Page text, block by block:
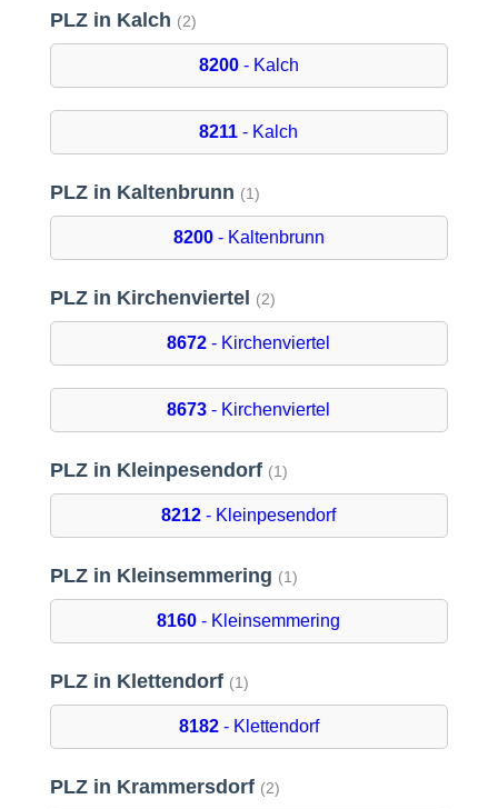
PLZ in Kalch (2)
8200- Kalch
8211 - Kalch
PLZ in Kaltenbrunn (1)
8200- Kaltenbrunn
PLZ in Kirchenviertel (2)
8672 - Kirchenviertel
8673 - Kirchenviertel
PLZ in Kleinpesendorf (1)
8212 - Kleinpesendorf
PLZ in Kleinsemmering (1)
8160 - Kleinsemmering
PLZ in Klettendorf (1)
8182- Klettendorf
PLZ in Krammersdorf (2)